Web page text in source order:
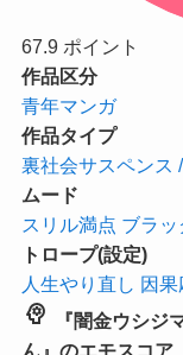
67.9 ポイント
作品区分
青年マンガ
作品タイプ
裏社会サスペンス
ムード
スリル満点 ブラッ
トロープ(設定)
人生やり直し 因果
psychology
『闇金ウシジ
ん』のエモスコア